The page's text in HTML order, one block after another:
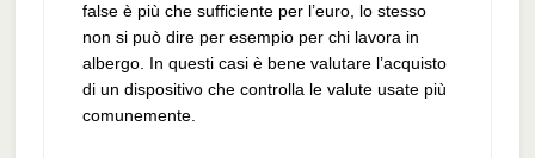
false è più che sufficiente per l’euro, lo stesso
non si può dire per esempio per chi lavora in
albergo. In questi casi è bene valutare l’acquisto
di un dispositivo che controlla le valute usate più
comunemente.